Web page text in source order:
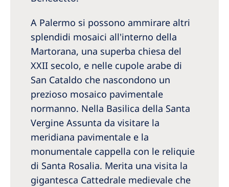
A Palermo si possono ammirare altri
splendidi mosaici all'interno della
Martorana, una superba chiesa del
XXII secolo, e nelle cupole arabe di
San Cataldo che nascondono un
prezioso mosaico pavimentale
normanno. Nella Basilica della Santa
Vergine Assunta da visitare la
meridiana pavimentale e la
monumentale cappella con le reliquie
di Santa Rosalia. Merita una visita la
gigantesca Cattedrale medievale che